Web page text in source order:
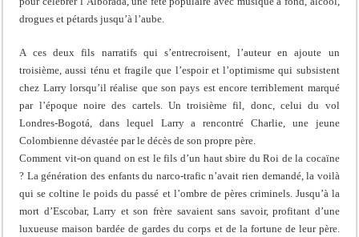
drogues et pétards jusqu’à l’aube.
A ces deux fils narratifs qui s’entrecroisent, l’auteur en ajoute un
troisième, aussi ténu et fragile que l’espoir et l’optimisme qui subsistent
chez Larry lorsqu’il réalise que son pays est encore terriblement marqué
par l’époque noire des cartels. Un troisième fil, donc, celui du vol
Londres-Bogotá, dans lequel Larry a rencontré Charlie, une jeune
Colombienne dévastée par le décès de son propre père.
Comment vit-on quand on est le fils d’un haut sbire du Roi de la cocaïne
? La génération des enfants du narco-trafic n’avait rien demandé, la voilà
qui se coltine le poids du passé et l’ombre de pères criminels. Jusqu’à la
mort d’Escobar, Larry et son frère savaient sans savoir, profitant d’une
luxueuse maison bardée de gardes du corps et de la fortune de leur père.